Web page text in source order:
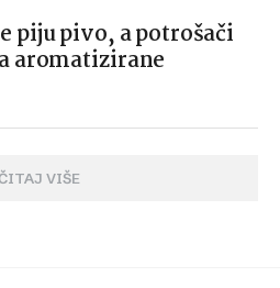
piju pivo, a potrošači
aromatizirane
VIŠE